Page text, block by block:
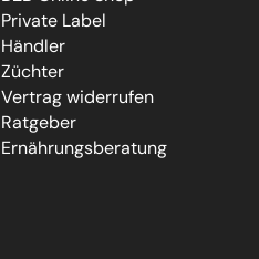
Private Label
Händler
Züchter
Vertrag widerrufen
Ratgeber
Ernährungsberatung